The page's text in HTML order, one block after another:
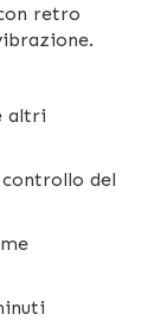
retro
altri
del